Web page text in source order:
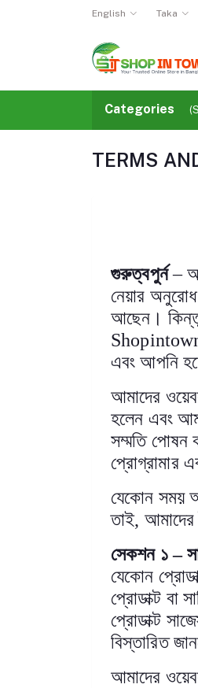
English Taka
Categories
TERMS
গুরুত্বপুর্ন –
নেয়ার
আছেন।
এবং আপনি
আমাদের
হলেন এবং
সম্মতি পোষন
প্রোগ্রামার
যেকোন সময়
তাই, আমাদের
সেকশন ১–
যেকোন
প্রোডাক্ট বা
প্রোডাক্ট
বিস্তারিত
আমাদের